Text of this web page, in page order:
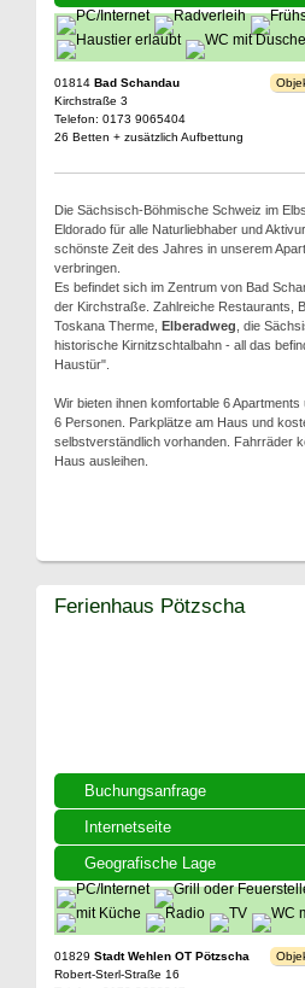
01814 Bad Schandau
Kirchstraße 3
Telefon: 0173 9065404
26 Betten + zusätzlich Aufbettung
Die Sächsisch-Böhmische Schweiz im
Eldorado für alle Naturliebhaber und
schönste Zeit des Jahres in unserem
verbringen.
Es befindet sich im Zentrum von Bad
der Kirchstraße. Zahlreiche Restaurants,
Toskana Therme, Elberadweg , die
historische Kirnitzschtalbahn - all das
Haustür".
Wir bieten ihnen komfortable 6
6 Personen. Parkplätze am Haus und
selbstverständlich vorhanden. Fahrräder
Haus ausleihen.
Buchungsanfrage
Internetseite
Geografische Lage
Ferienhaus Pötzscha
01829 Stadt Wehlen OT Pötzscha
Robert-Sterl-Straße 16